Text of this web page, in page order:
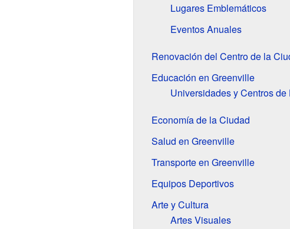
Lugares Emblemáticos
Eventos Anuales
Renovación del Centro de la
Educación en Greenville
Universidades y Centros
Economía de la Ciudad
Salud en Greenville
Transporte en Greenville
Equipos Deportivos
Arte y Cultura
Artes Visuales